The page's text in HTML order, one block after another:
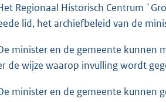
Regionaal Historisch Centrum
lid, het archiefbeleid van de
minister en de gemeente kunnen
de wijze waarop invulling wordt
minister en de gemeente kunnen